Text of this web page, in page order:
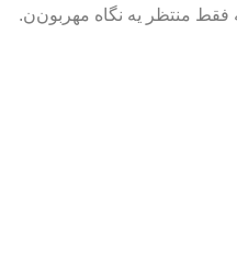
فقط منتظر یه نگاه مهربون‌ن.